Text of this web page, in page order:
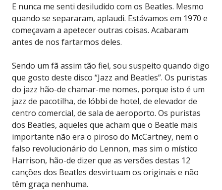
E nunca me senti desiludido com os Beatles. Mesmo
quando se separaram, aplaudi. Estávamos em 1970 e
começavam a apetecer outras coisas. Acabaram
antes de nos fartarmos deles.
Sendo um fã assim tão fiel, sou suspeito quando digo
que gosto deste disco “Jazz and Beatles”. Os puristas
do jazz hão-de chamar-me nomes, porque isto é um
jazz de pacotilha, de lóbbi de hotel, de elevador de
centro comercial, de sala de aeroporto. Os puristas
dos Beatles, aqueles que acham que o Beatle mais
importante não era o piroso do McCartney, nem o
falso revolucionário do Lennon, mas sim o místico
Harrison, hão-de dizer que as versões destas 12
canções dos Beatles desvirtuam os originais e não
têm graça nenhuma.